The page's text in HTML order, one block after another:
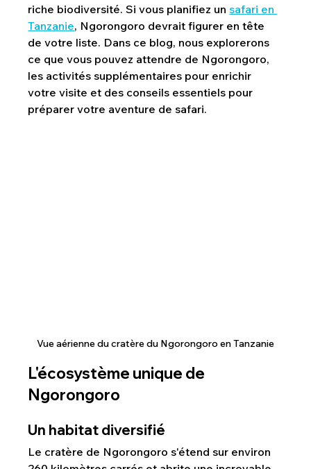
riche biodiversité. Si vous planifiez un safari en
Tanzanie, Ngorongoro devrait figurer en tête
de votre liste. Dans ce blog, nous explorerons
ce que vous pouvez attendre de Ngorongoro,
les activités supplémentaires pour enrichir
votre visite et des conseils essentiels pour
préparer votre aventure de safari.
Vue aérienne du cratère du Ngorongoro en Tanzanie
L'écosystème unique de
Ngorongoro
Un habitat diversifié
Le cratère de Ngorongoro s'étend sur environ